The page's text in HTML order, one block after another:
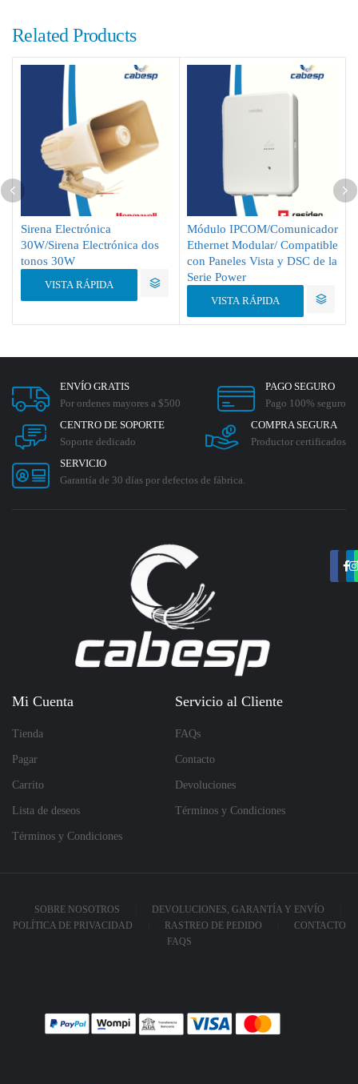
Related Products
Sirena Electrónica
30W/Sirena Electrónica dos
tonos 30W
VISTA RÁPIDA
Módulo IPCOM/Comunicador
Ethernet Modular/ Compatible
con Paneles Vista y DSC de la
Serie Power
VISTA RÁPIDA
ENVÍO GRATIS
Por ordenes mayores a $500
PAGO SEGURO
Pago 100% seguro
CENTRO DE SOPORTE
Soporte dedicado
COMPRA SEGURA
Productor certificados
SERVICIO
Garantía de 30 días por defectos de fábrica.
Mi Cuenta
Tienda
Pagar
Carrito
Lista de deseos
Términos y Condiciones
Servicio al Cliente
FAQs
Contacto
Devoluciones
Términos y Condiciones
SOBRE NOSOTROS
DEVOLUCIONES, GARANTÍA Y ENVÍO
POLÍTICA DE PRIVACIDAD
RASTREO DE PEDIDO
CONTACTO
FAQS